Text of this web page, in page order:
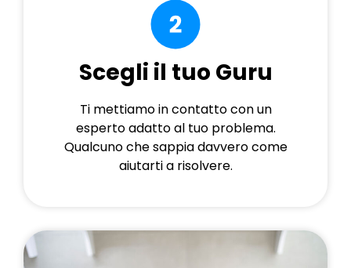
Scegli il tuo Guru
Ti mettiamo in contatto con un
esperto adatto al tuo problema.
Qualcuno che sappia davvero come
aiutarti a risolvere.